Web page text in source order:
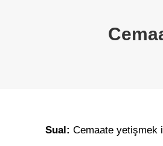
Sual: Cemaate yetişmek